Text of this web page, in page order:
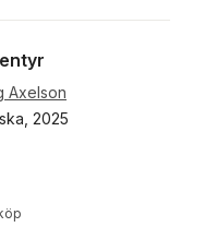
Axelson
2025